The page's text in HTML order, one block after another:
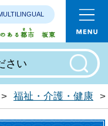
みんなで
> 福祉・介護・健康 >